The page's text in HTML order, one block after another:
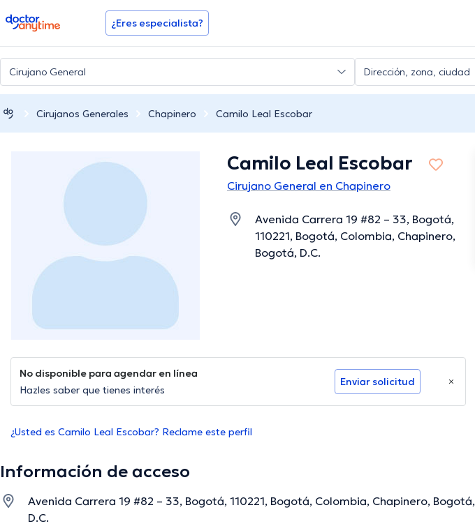
doctoranytime ¿Eres especialista?
Cirujanos Generales Chapinero Camilo Leal Escobar
Camilo Leal Escobar
Cirujano General en Chapinero
Avenida Carrera 19 #82 – 33, Bogotá,
110221, Bogotá, Colombia, Chapinero,
Bogotá, D.C.
No disponible para agendar en línea
Hazles saber que tienes interés
Enviar solicitud
¿Usted es Camilo Leal Escobar? Reclame este perfil
Información de acceso
Avenida Carrera 19 #82 – 33, Bogotá, 110221, Bogotá, Colombia, Chapinero, Bogotá,
D.C.